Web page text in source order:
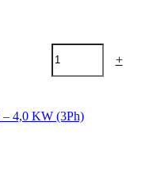
+
– 4,0 KW (3Ph)